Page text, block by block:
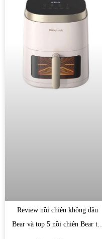
Review nồi chiên không dầu
Bear và top 5 nồi chiên Bear tốt